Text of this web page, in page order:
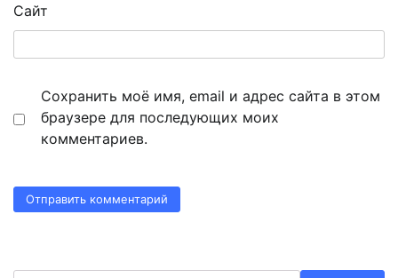
Сайт
Сохранить моё имя, email и адрес сайта в этом
браузере для последующих моих
комментариев.